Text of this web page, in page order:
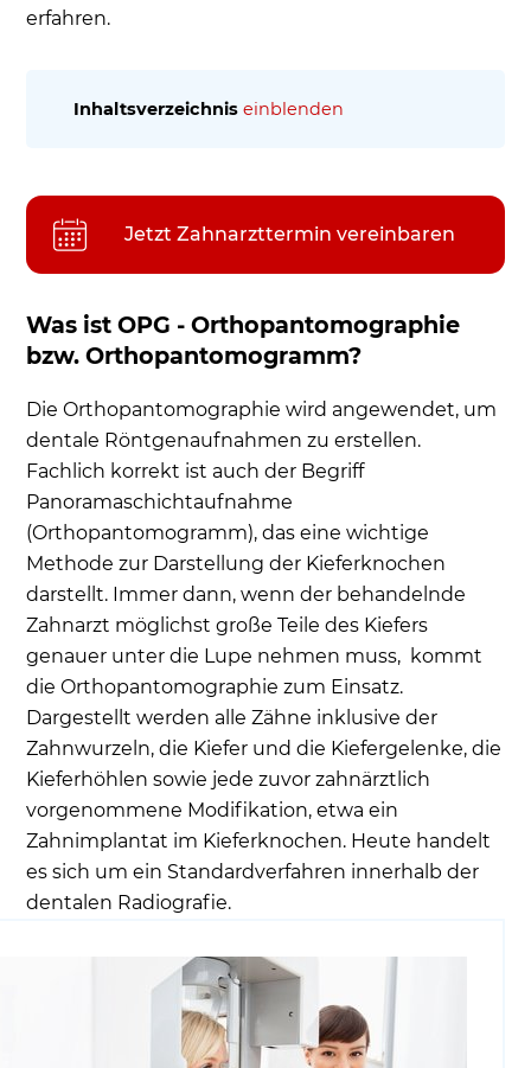
erfahren.
Inhaltsverzeichnis einblenden
Für wen kommt eine OPG infrage?
Was kostet eine OPG?
Wer übernimmt die Kosten?
Wie stark ist die Strahlenbelastung bei einer
OPG?
Fazit
Häufige Patientenfragen
Jetzt Zahnarzttermin vereinbaren
Was ist OPG - Orthopantomographie
bzw. Orthopantomogramm?
Die Orthopantomographie wird angewendet, um
dentale Röntgenaufnahmen zu erstellen.
Fachlich korrekt ist auch der Begriff
Panoramaschichtaufnahme
(Orthopantomogramm), das eine wichtige
Methode zur Darstellung der Kieferknochen
darstellt. Immer dann, wenn der behandelnde
Zahnarzt möglichst große Teile des Kiefers
genauer unter die Lupe nehmen muss, kommt
die Orthopantomographie zum Einsatz.
Dargestellt werden alle Zähne inklusive der
Zahnwurzeln, die Kiefer und die Kiefergelenke, die
Kieferhöhlen sowie jede zuvor zahnärztlich
vorgenommene Modifikation, etwa ein
Zahnimplantat im Kieferknochen. Heute handelt
es sich um ein Standardverfahren innerhalb der
dentalen Radiografie.